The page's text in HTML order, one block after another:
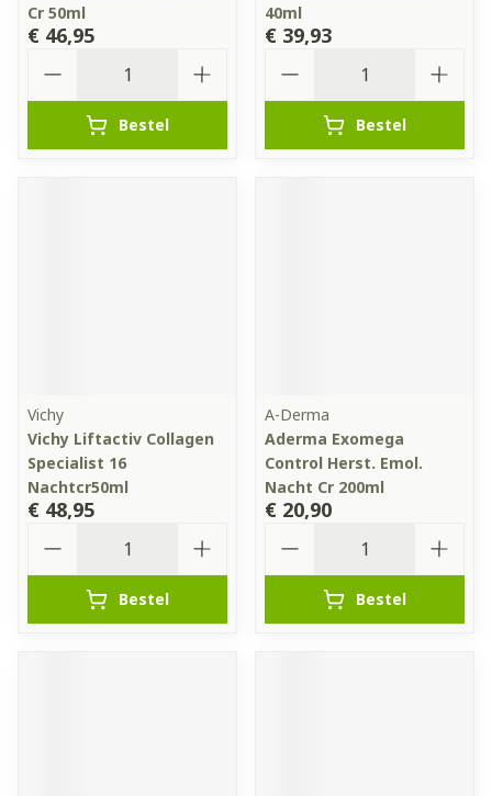
Cr 50ml
€ 46,95
Bestel
40ml
€ 39,93
Bestel
Vichy
Vichy Liftactiv Collagen
Specialist 16
Nachtcr50ml
€ 48,95
Bestel
A-Derma
Aderma Exomega
Control Herst. Emol.
Nacht Cr 200ml
€ 20,90
Bestel